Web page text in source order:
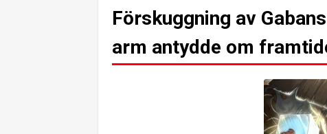
Förskuggning av
arm antydde om